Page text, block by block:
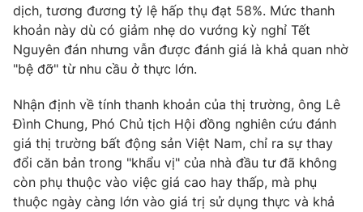
® Cấm sao chép dưới mọi hình thức nếu không có sự chấp
thuận bằng văn bản. Ghi rõ nguồn VTV.vn khi phát hành lại
thông tin từ website này.
dịch, tương đương tỷ lệ hấp thụ đạt 58%. Mức thanh
khoản này dù có giảm nhẹ do vướng kỳ nghỉ Tết
Nguyên đán nhưng vẫn được đánh giá là khả quan nhờ
"bệ đỡ" từ nhu cầu ở thực lớn.
Nhận định về tính thanh khoản của thị trường, ông Lê
Đình Chung, Phó Chủ tịch Hội đồng nghiên cứu đánh
giá thị trường bất động sản Việt Nam, chỉ ra sự thay
đổi căn bản trong "khẩu vị" của nhà đầu tư đã không
còn phụ thuộc vào việc giá cao hay thấp, mà phụ
thuộc ngày càng lớn vào giá trị sử dụng thực và khả